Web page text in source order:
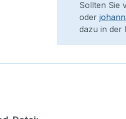
Sollten Sie
oder
dazu in der